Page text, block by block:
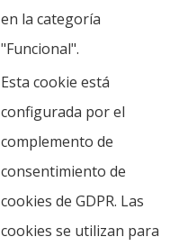
en la categoría
"Funcional".
Esta cookie está
configurada por el
complemento de
consentimiento de
cookies de GDPR. Las
cookies se utilizan para